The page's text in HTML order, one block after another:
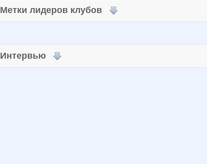
Метки лидеров клубов
Интервью